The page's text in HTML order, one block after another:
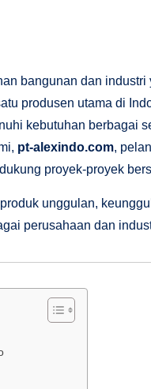
bangunan dan
produsen utama di
kebutuhan berbagai
pt-alexindo.com,
proyek-proyek
unggulan,
perusahaan dan